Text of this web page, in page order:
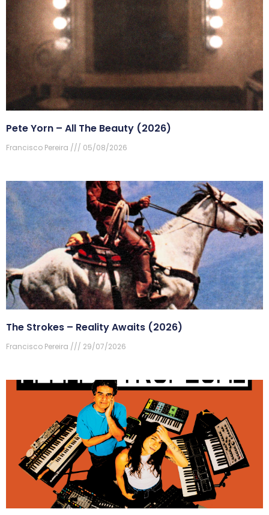
Pete Yorn – All The Beauty (2026)
Francisco Pereira 05/08/2026
The Strokes – Reality Awaits (2026)
Francisco Pereira 29/07/2026